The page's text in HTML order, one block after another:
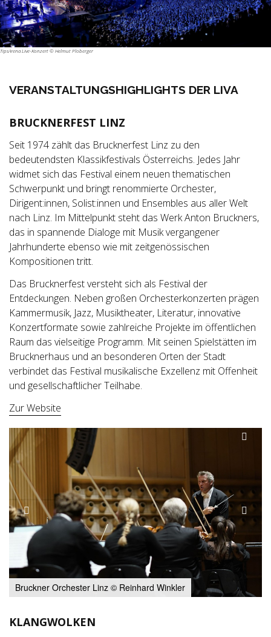
TipsArena Live-Konzert © Helmut Ploberger
VERANSTALTUNGSHIGHLIGHTS DER LIVA
BRUCKNERFEST LINZ
Seit 1974 zählt das Brucknerfest Linz zu den
bedeutendsten Klassikfestivals Österreichs. Jedes Jahr
widmet sich das Festival einem neuen thematischen
Schwerpunkt und bringt renommierte Orchester,
Dirigent:innen, Solist:innen und Ensembles aus aller Welt
nach Linz. Im Mittelpunkt steht das Werk Anton Bruckners,
das in spannende Dialoge mit Musik vergangener
Jahrhunderte ebenso wie mit zeitgenössischen
Kompositionen tritt.
Das Brucknerfest versteht sich als Festival der
Entdeckungen. Neben großen Orchesterkonzerten prägen
Kammermusik, Jazz, Musiktheater, Literatur, innovative
Konzertformate sowie zahlreiche Projekte im öffentlichen
Raum das vielseitige Programm. Mit seinen Spielstätten im
Brucknerhaus und an besonderen Orten der Stadt
verbindet das Festival musikalische Exzellenz mit Offenheit
und gesellschaftlicher Teilhabe.
Zur Website
Bruckner Orchester Linz © Reinhard Winkler
KLANGWOLKEN